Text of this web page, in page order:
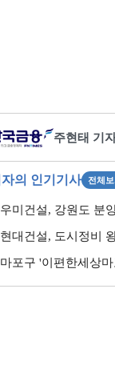
주현태 기
자의 인기기사 전체보
우미건설, 강원도 분
현대건설, 도시정비
마포구 '이편한세상